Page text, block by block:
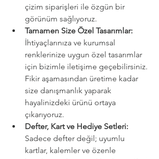
çizim siparişleri ile özgün bir
görünüm sağlıyoruz.
Tamamen Size Özel Tasarımlar:
İhtiyaçlarınıza ve kurumsal
renklerinize uygun özel tasarımlar
için bizimle iletişime geçebilirsiniz.
Fikir aşamasından üretime kadar
size danışmanlık yaparak
hayalinizdeki ürünü ortaya
çıkarıyoruz.
Defter, Kart ve Hediye Setleri:
Sadece defter değil; uyumlu
kartlar, kalemler ve özenle